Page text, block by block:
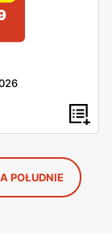
POŁUDNIE